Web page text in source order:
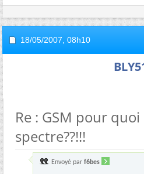
18/05/2007, 08h10
Re : GSM pour
spectre??!!!
Envoyé par f6bes